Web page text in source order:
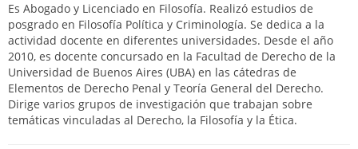
Es Abogado y Licenciado en Filosofía. Realizó estudios de
posgrado en Filosofía Política y Criminología. Se dedica a la
actividad docente en diferentes universidades. Desde el año
2010, es docente concursado en la Facultad de Derecho de la
Universidad de Buenos Aires (UBA) en las cátedras de
Elementos de Derecho Penal y Teoría General del Derecho.
Dirige varios grupos de investigación que trabajan sobre
temáticas vinculadas al Derecho, la Filosofía y la Ética.